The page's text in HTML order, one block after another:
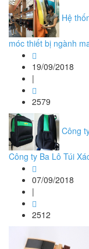
Hệ
móc thiết bị ngành
19/09/2018
|
2579
Công
Công ty Ba Lô Túi
07/09/2018
|
2512